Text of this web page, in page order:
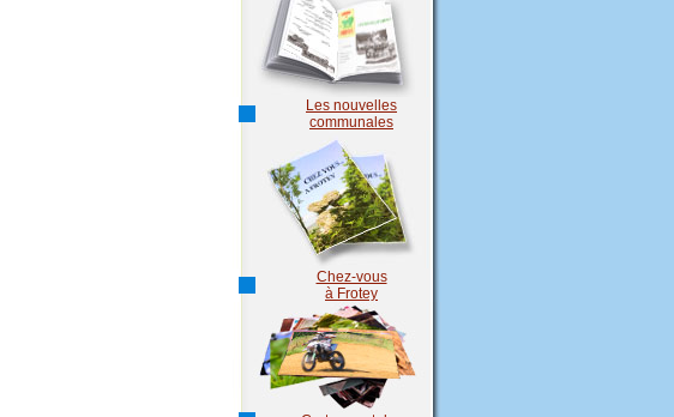
Les nouvelles
communales
Chez-vous
à Frotey